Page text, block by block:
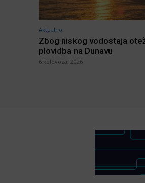
Aktualno
Zbog niskog vodostaja
plovidba na Dunavu
6 kolovoza, 2026